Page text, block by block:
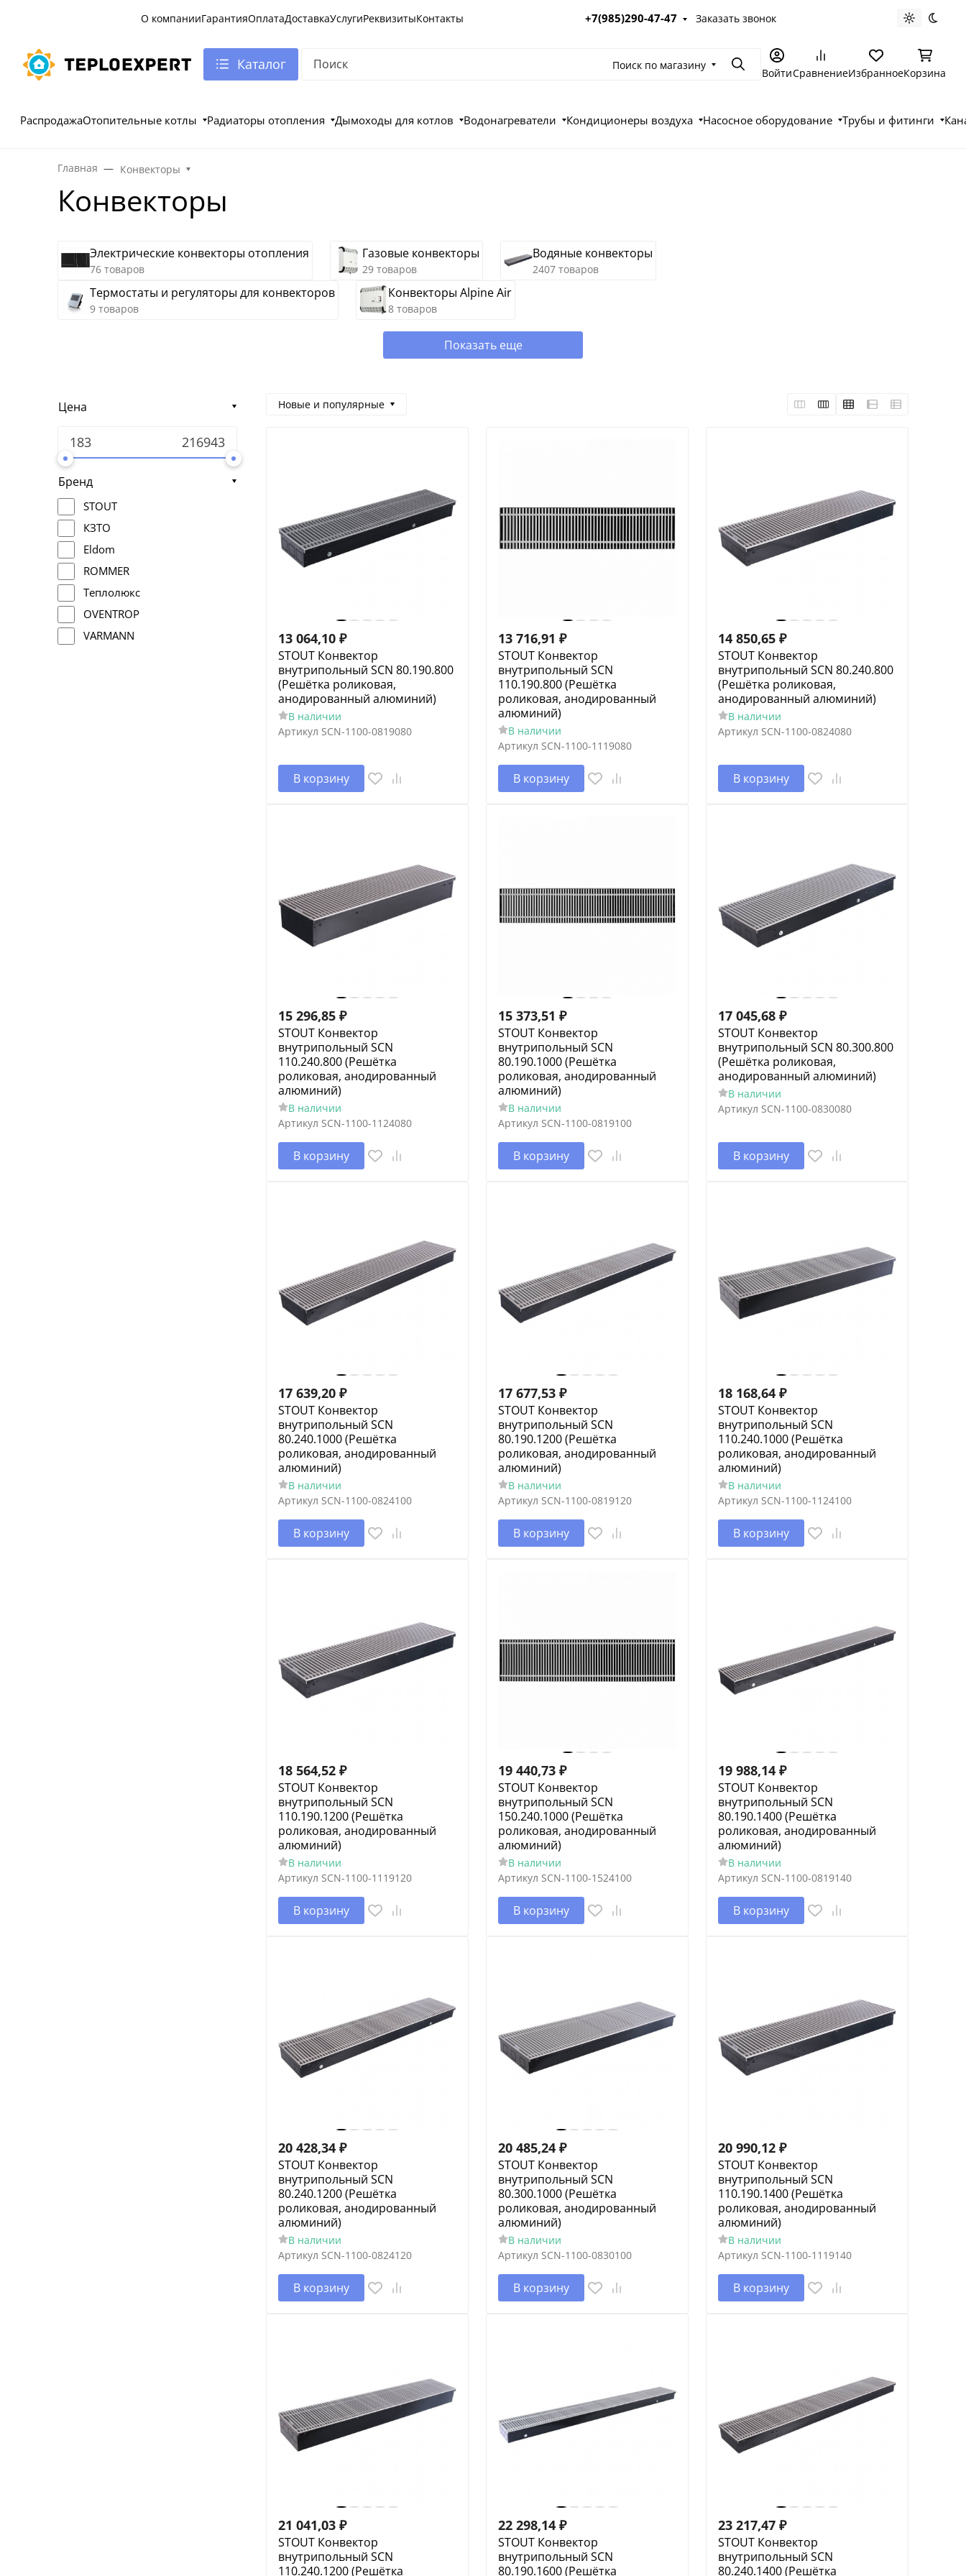
О компанииГарантияОплатаДоставкаУслугиРеквизитыКонтакты +7(985)290-47-47 Заказать звонок Светлая
Каталог Поиск по магазину ПоискВойтиСравнениеИзбранноеКорзина
РаспродажаОтопительные котлы Радиаторы отопления Дымоходы для котлов Водонагреватели Кондиционеры воздуха Насосное оборудование Трубы и фитинги
Главная Конвекторы
Конвекторы
Электрические конвекторы отопления
76 товаров
Газовые конвекторы
29 товаров
Водяные конвекторы
2407 товаров
Термостаты и регуляторы для конвекторов
9 товаров
Конвекторы Alpine Air
8 товаров
Показать еще
Цена
Бренд
STOUT
КЗТО
Eldom
ROMMER
Теплолюкс
OVENTROP
VARMANN
Новые и популярные
13 064,10 ₽
STOUT Конвектор
внутрипольный SCN 80.190.800
(Решётка роликовая,
анодированный алюминий)
В наличии
Артикул SCN-1100-0819080
В корзину
13 716,91 ₽
STOUT Конвектор
внутрипольный SCN
110.190.800 (Решётка
роликовая, анодированный
алюминий)
В наличии
Артикул SCN-1100-1119080
В корзину
14 850,65 ₽
STOUT Конвектор
внутрипольный SCN 80.240.800
(Решётка роликовая,
анодированный алюминий)
В наличии
Артикул SCN-1100-0824080
В корзину
15 296,85 ₽
STOUT Конвектор
внутрипольный SCN
110.240.800 (Решётка
роликовая, анодированный
алюминий)
В наличии
Артикул SCN-1100-1124080
В корзину
15 373,51 ₽
STOUT Конвектор
внутрипольный SCN
80.190.1000 (Решётка
роликовая, анодированный
алюминий)
В наличии
Артикул SCN-1100-0819100
В корзину
17 045,68 ₽
STOUT Конвектор
внутрипольный SCN 80.300.800
(Решётка роликовая,
анодированный алюминий)
В наличии
Артикул SCN-1100-0830080
В корзину
17 639,20 ₽
STOUT Конвектор
внутрипольный SCN
80.240.1000 (Решётка
роликовая, анодированный
алюминий)
В наличии
Артикул SCN-1100-0824100
В корзину
17 677,53 ₽
STOUT Конвектор
внутрипольный SCN
80.190.1200 (Решётка
роликовая, анодированный
алюминий)
В наличии
Артикул SCN-1100-0819120
В корзину
18 168,64 ₽
STOUT Конвектор
внутрипольный SCN
110.240.1000 (Решётка
роликовая, анодированный
алюминий)
В наличии
Артикул SCN-1100-1124100
В корзину
18 564,52 ₽
STOUT Конвектор
внутрипольный SCN
110.190.1200 (Решётка
роликовая, анодированный
алюминий)
В наличии
Артикул SCN-1100-1119120
В корзину
19 440,73 ₽
STOUT Конвектор
внутрипольный SCN
150.240.1000 (Решётка
роликовая, анодированный
алюминий)
В наличии
Артикул SCN-1100-1524100
В корзину
19 988,14 ₽
STOUT Конвектор
внутрипольный SCN
80.190.1400 (Решётка
роликовая, анодированный
алюминий)
В наличии
Артикул SCN-1100-0819140
В корзину
20 428,34 ₽
STOUT Конвектор
внутрипольный SCN
80.240.1200 (Решётка
роликовая, анодированный
алюминий)
В наличии
Артикул SCN-1100-0824120
В корзину
20 485,24 ₽
STOUT Конвектор
внутрипольный SCN
80.300.1000 (Решётка
роликовая, анодированный
алюминий)
В наличии
Артикул SCN-1100-0830100
В корзину
20 990,12 ₽
STOUT Конвектор
внутрипольный SCN
110.190.1400 (Решётка
роликовая, анодированный
алюминий)
В наличии
Артикул SCN-1100-1119140
В корзину
21 041,03 ₽
STOUT Конвектор
внутрипольный SCN
110.240.1200 (Решётка
22 298,14 ₽
STOUT Конвектор
внутрипольный SCN
80.190.1600 (Решётка
23 217,47 ₽
STOUT Конвектор
внутрипольный SCN
80.240.1400 (Решётка